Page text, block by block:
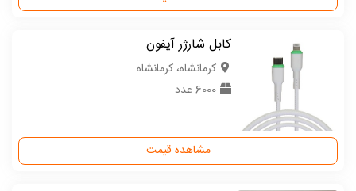
کابل شارژر آیفون
كرمانشاه، کرمانشاه
6000 عدد
مشاهده قیمت